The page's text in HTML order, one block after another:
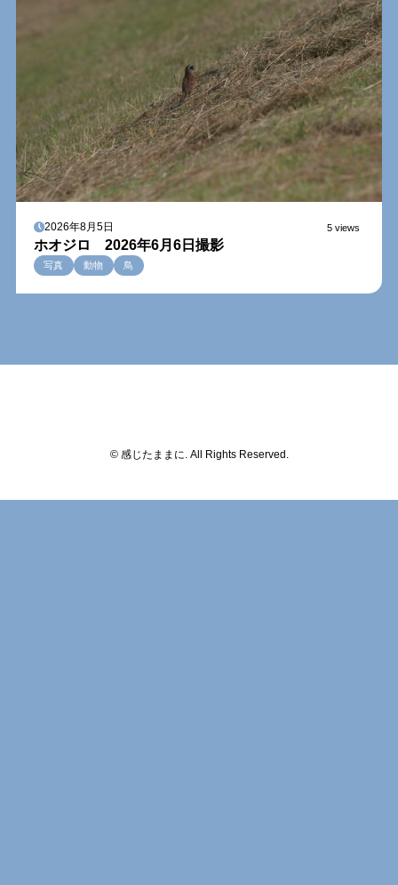
2026年8月5日 5 views
ホオジロ 2026年6月6日撮影
写真 動物 鳥
© 感じたままに. All Rights Reserved.